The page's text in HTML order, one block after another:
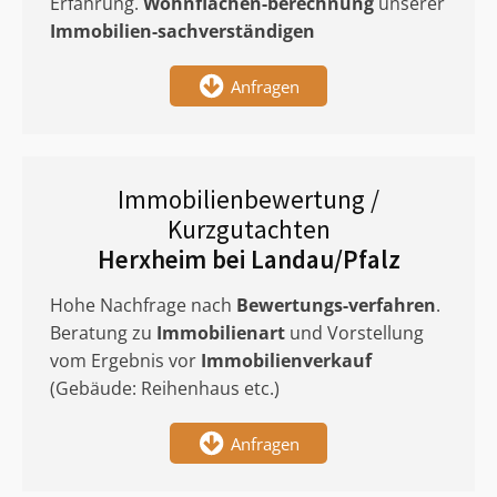
Immobilien-sachverständigen
Anfragen
Immobilienbewertung /
Kurzgutachten
Herxheim bei Landau/Pfalz
Hohe Nachfrage nach Bewertungs-verfahren.
Beratung zu Immobilienart und Vorstellung
vom Ergebnis vor Immobilienverkauf
(Gebäude: Reihenhaus etc.)
Anfragen